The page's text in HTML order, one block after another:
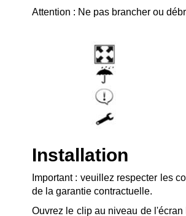
Attention : Ne pas brancher ou
Installation
Important : veuillez respecter les
de la garantie contractuelle.
Ouvrez le clip au niveau de